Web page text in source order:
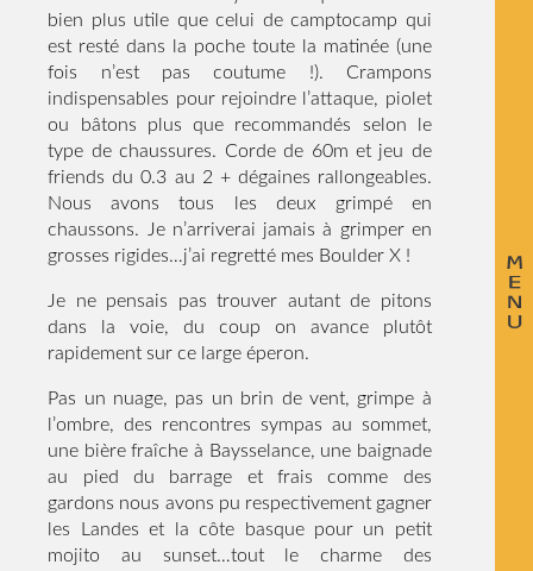
bien plus utile que celui de camptocamp qui
est resté dans la poche toute la matinée (une
fois n’est pas coutume !). Crampons
indispensables pour rejoindre l’attaque, piolet
ou bâtons plus que recommandés selon le
type de chaussures. Corde de 60m et jeu de
friends du 0.3 au 2 + dégaines rallongeables.
Nous avons tous les deux grimpé en
chaussons. Je n’arriverai jamais à grimper en
grosses rigides…j’ai regretté mes Boulder X !
Je ne pensais pas trouver autant de pitons
dans la voie, du coup on avance plutôt
rapidement sur ce large éperon.
Pas un nuage, pas un brin de vent, grimpe à
l’ombre, des rencontres sympas au sommet,
une bière fraîche à Baysselance, une baignade
au pied du barrage et frais comme des
gardons nous avons pu respectivement gagner
les Landes et la côte basque pour un petit
mojito au sunset…tout le charme des